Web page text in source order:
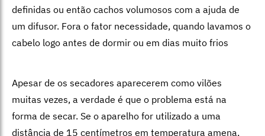
definidas ou então cachos volumosos com a ajuda de
um difusor. Fora o fator necessidade, quando lavamos o
cabelo logo antes de dormir ou em dias muito frios
Apesar de os secadores aparecerem como vilões
muitas vezes, a verdade é que o problema está na
forma de secar. Se o aparelho for utilizado a uma
distância de 15 centímetros em temperatura amena,